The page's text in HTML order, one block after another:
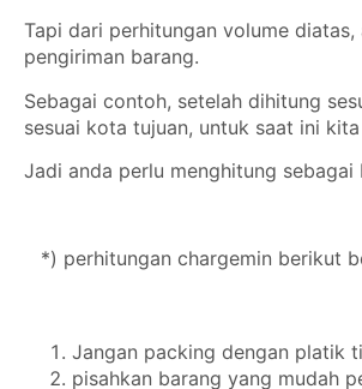
Tapi dari perhitungan volume
pengiriman barang.
Sebagai contoh, setelah dihitung
sesuai kota tujuan, untuk saat ini
Jadi anda perlu menghitung sebagai
*) perhitungan chargemin berikut
Jangan packing dengan platik
pisahkan barang yang mudah